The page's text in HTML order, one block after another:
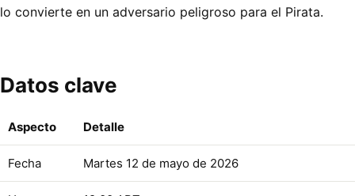
lo convierte en un adversario peligroso para el Pirata.
Datos clave
Aspecto Detalle
Fecha Martes 12 de mayo de 2026